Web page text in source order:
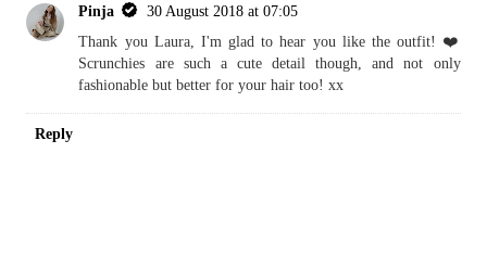
Pinja
30 August 2018 at 07:05
Thank you Laura, I'm glad to hear you like the outfit! ❤️
Scrunchies are such a cute detail though, and not only
fashionable but better for your hair too! xx
Reply